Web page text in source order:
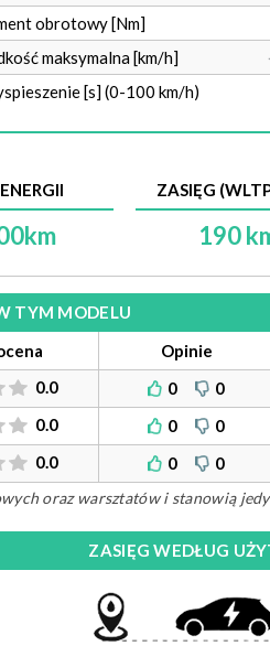
obrotowy [Nm]
maksymalna [km/h]
[s] (0-100 km/h)
ZASIĘG
190
TYM MODELU
Opinie
0.0 0 0
0.0 0 0
0.0 0 0
oraz warsztatów i stanowią
ZASIĘG WEDŁUG